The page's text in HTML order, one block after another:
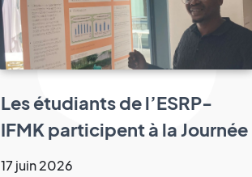
Les étudiants de l’ESRP-
IFMK participent à la Journée
Scientifique des Sciences de
17juin2026